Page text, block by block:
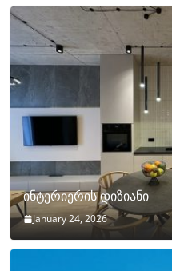
ინტერიერის დიზიანი
January 24, 2026